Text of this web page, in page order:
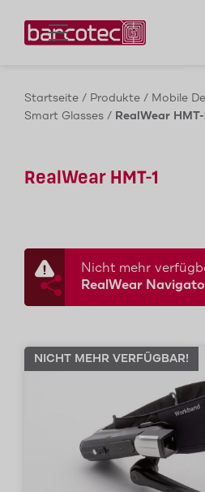
Startseite / Produkte / Mobile
Smart Glasses / RealWear
RealWear HMT-1
Nicht mehr
RealWear
NICHT MEHR VERFÜGBAR!
Kontaktieren Sie uns!